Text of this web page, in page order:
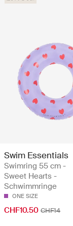
Swim Essentials
Swimring 55 cm -
Sweet Hearts -
Schwimmringe
ONE SIZE
CHF10.50 CHF14